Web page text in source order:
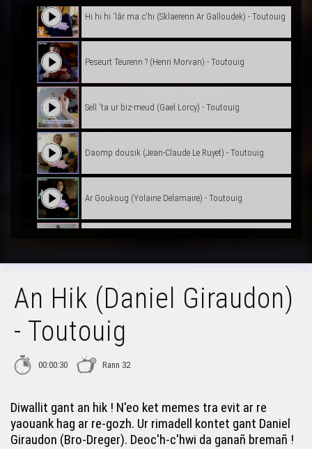
Hi hi hi 'lâr ma c'hi (Sklaerenn Ar Galloudek) - Toutouig
Peseurt Teurenn ? (Henri Morvan) - Toutouig
Sell 'ta ur biz-meud (Gael Lorcy) - Toutouig
Daomp dousik (Jean-Claude Le Ruyet) - Toutouig
Ar Goukoug (Yolaine Delamaire) - Toutouig
Un ejen n'eo ket un azen - (Eric Menneteau) - Toutouig
Piv a ra unan ? (Compter en breton avec Elsa Corre) -
Toutouig
ABCD (Daniel Giraudon) - Toutouig
An Hik (Daniel Giraudon)
- Toutouig
00:00:30 Rann 32
Diwallit gant an hik ! N'eo ket memes tra evit ar re
yaouank hag ar re-gozh. Ur rimadell kontet gant Daniel
Giraudon (Bro-Dreger). Deoc'h-c'hwi da ganañ bremañ !